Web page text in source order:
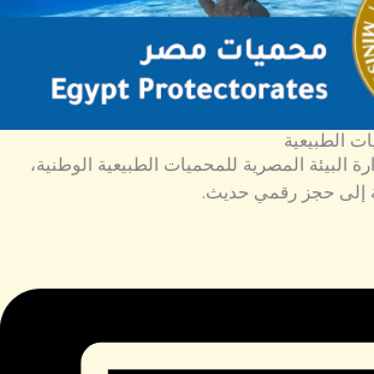
الطبيعية
البيئة المصرية للمحميات الطبيعية الوطنية،
إلى حجز رقمي حديث.